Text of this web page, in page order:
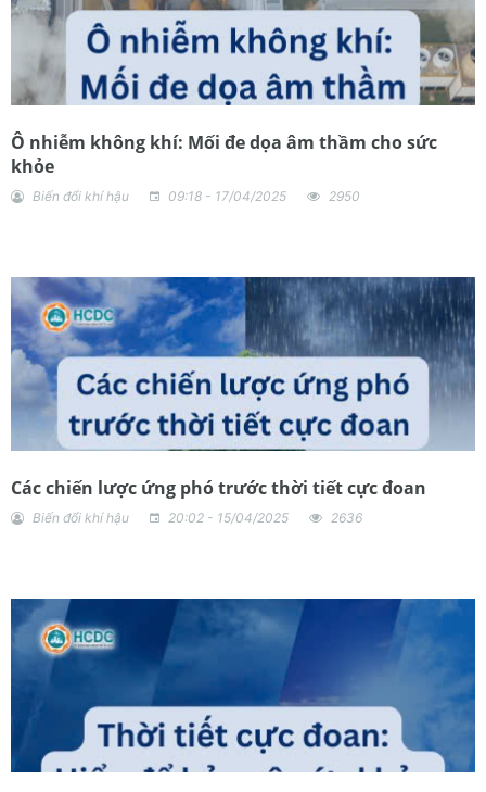
Ô nhiễm không khí: Mối đe dọa âm thầm cho sức
khỏe
Biến đổi khí hậu 09:18 - 17/04/2025 2950
Các chiến lược ứng phó trước thời tiết cực đoan
Biến đổi khí hậu 20:02 - 15/04/2025 2636